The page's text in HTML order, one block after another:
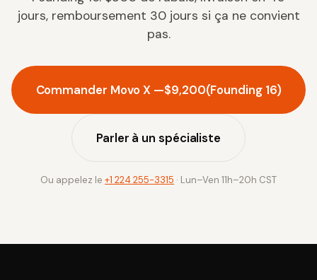
jours, remboursement 30 jours si ça ne convient
pas.
Commander Movo X —$9,200(Founding 16)
Parler à un spécialiste
Ou appelez le +1 224 255-3315 · Lun–Ven 11h–20h CST